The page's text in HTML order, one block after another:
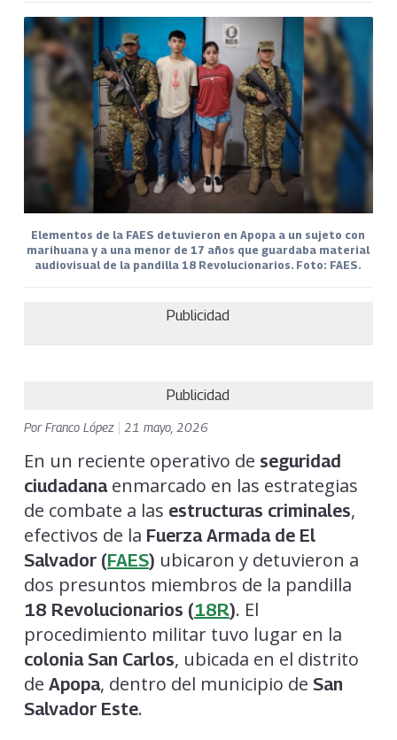
Elementos de la FAES detuvieron en Apopa a un sujeto con
marihuana y a una menor de 17 años que guardaba material
audiovisual de la pandilla 18 Revolucionarios. Foto: FAES.
Publicidad
Publicidad
PorFranco López 21 mayo, 2026
En un reciente operativo de seguridad
ciudadanaenmarcado en las estrategias
de combate a las estructuras criminales,
efectivos de la Fuerza Armada de El
Salvador (FAES) ubicaron y detuvieron a
dos presuntos miembros de la pandilla
18 Revolucionarios (18R). El
procedimiento militar tuvo lugar en la
colonia San Carlos, ubicada en el distrito
de Apopa, dentro del municipio de San
Salvador Este.